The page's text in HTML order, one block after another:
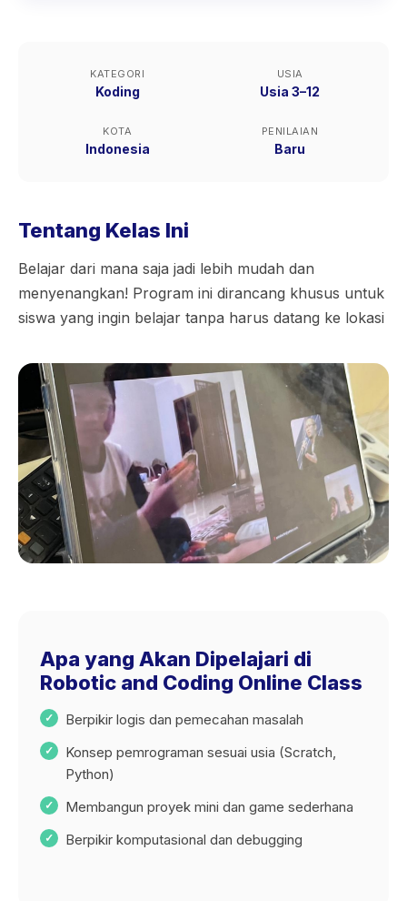
KATEGORI
Koding
USIA
Usia 3–12
KOTA
Indonesia
PENILAIAN
Baru
Tentang Kelas Ini
Belajar dari mana saja jadi lebih mudah dan
menyenangkan! Program ini dirancang khusus untuk
siswa yang ingin belajar tanpa harus datang ke lokasi
Apa yang Akan Dipelajari di
Robotic and Coding Online Class
Berpikir logis dan pemecahan masalah
Konsep pemrograman sesuai usia (Scratch,
Python)
Membangun proyek mini dan game sederhana
Berpikir komputasional dan debugging